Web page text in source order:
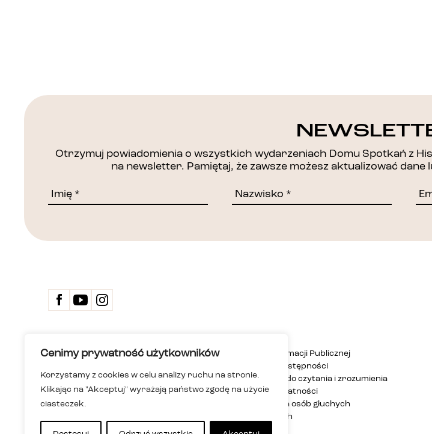
Cenimy prywatność użytkowników
Korzystamy z cookies w celu analizy ruchu na stronie.
Klikając na "Akceptuj" wyrażają państwo zgodę na użycie
ciasteczek.
Otrzymuj powiadomienia o wszystkich wydarzeniach Domu Spotkań z
na newsletter. Pamiętaj, że zawsze możesz aktualizować
Dom Spotkań z Historią
Instytucja kultury m.st. Warszawy
ul. Karowa 20, 00-324 Warszawa
Biuletyn Informacji Publicznej
Deklaracja dostępności
Wersja łatwa do czytania i zrozumienia
Polityka prywatności
Informacja dla osób głuchych
i niesłyszących